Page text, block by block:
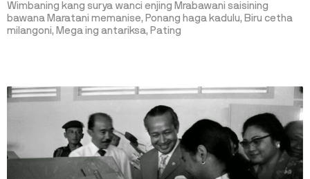
Wimbaning kang surya wanci enjing Mrabawani saisining
bawana Maratani memanise, Ponang haga kadulu, Biru cetha
milangoni, Mega ing antariksa, Pating